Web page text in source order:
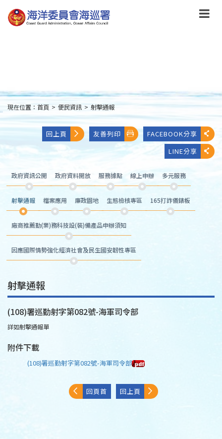
到
主
:::
現在位置： 首頁 > 便民資訊 > 射擊通報
回上頁 友善列印
FACEBOOK分享
LINE分享
政府資訊公開 政府資料開放 服務據點 線上申辦 多元服務
射擊通報 檔案應用 廉政園地 生態檢核專區 165打詐儀錶板
廠商推薦勤(業)務科技設(裝)備產品申辦須知
因應國際情勢強化經濟社會及民生國安韌性專區
射擊通報
(108)署巡勤射字第082號-海軍司令部
詳如射擊通報單
附件下載
(108)署巡勤射字第082號-海軍司令部
回頁首 回上頁